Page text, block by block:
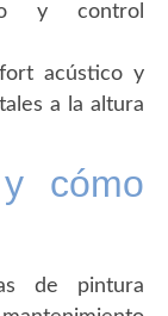
y control
acústico y
a la altura
cómo
de pintura